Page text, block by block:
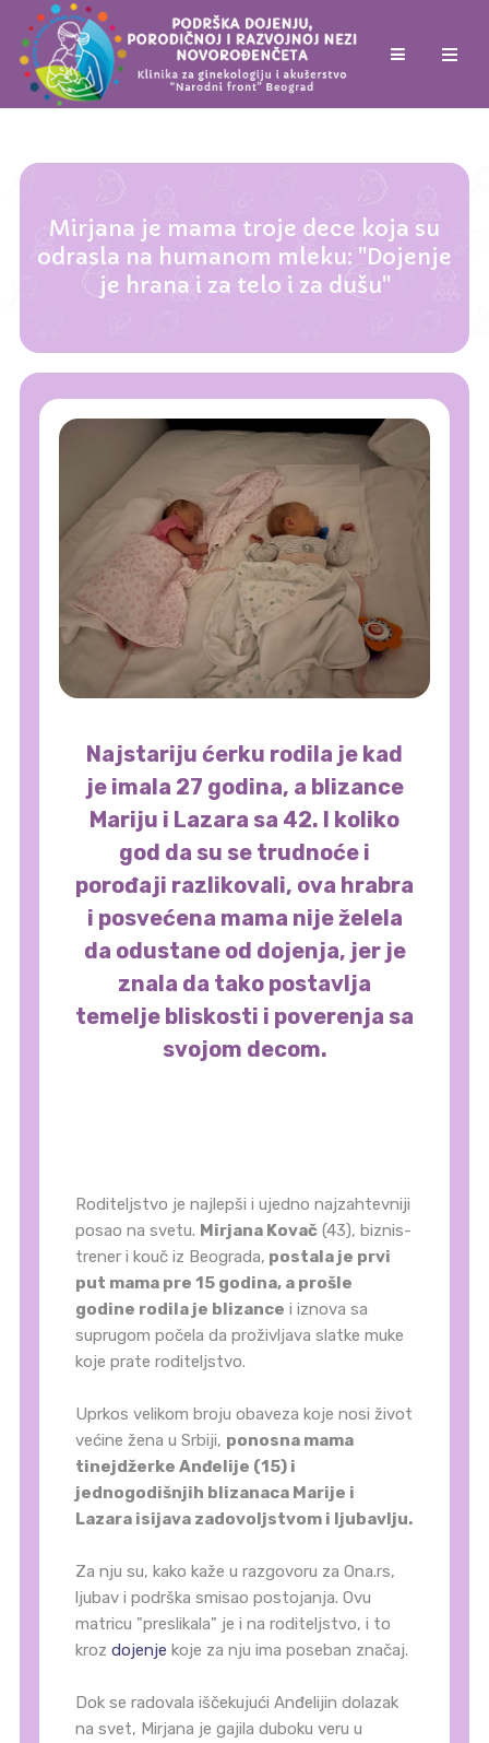
Mirjana je mama troje dece koja su
odrasla na humanom mleku: "Dojenje
je hrana i za telo i za dušu"
Najstariju ćerku rodila je kad
je imala 27 godina, a blizance
Mariju i Lazara sa 42. I koliko
god da su se trudnoće i
porođaji razlikovali, ova hrabra
i posvećena mama nije želela
da odustane od dojenja, jer je
znala da tako postavlja
temelje bliskosti i poverenja sa
svojom decom.
Roditeljstvo je najlepši i ujedno najzahtevniji
posao na svetu. Mirjana Kovač (43), biznis-
trener i kouč iz Beograda, postala je prvi
put mama pre 15 godina, a prošle
godine rodila je blizance i iznova sa
suprugom počela da proživljava slatke muke
koje prate roditeljstvo.
Uprkos velikom broju obaveza koje nosi život
većine žena u Srbiji, ponosna mama
tinejdžerke Anđelije (15) i
jednogodišnjih blizanaca Marije i
Lazara isijava zadovoljstvom i ljubavlju.
Za nju su, kako kaže u razgovoru za Ona.rs,
ljubav i podrška smisao postojanja. Ovu
matricu "preslikala" je i na roditeljstvo, i to
kroz dojenje koje za nju ima poseban značaj.
Dok se radovala iščekujući Anđelijin dolazak
na svet, Mirjana je gajila duboku veru u